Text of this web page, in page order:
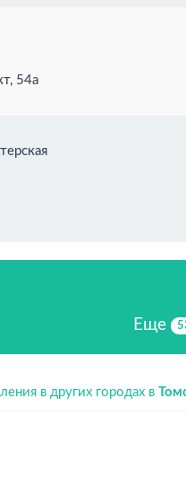
54а
Еще
в других городах в